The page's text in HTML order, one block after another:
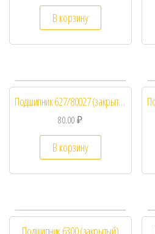
В корзину
Подшипник 627/80027 (закрытый)
80.00₽
В корзину